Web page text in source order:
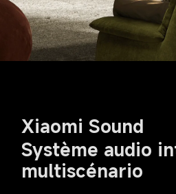
Xiaomi Sound
Système audio
multiscénario